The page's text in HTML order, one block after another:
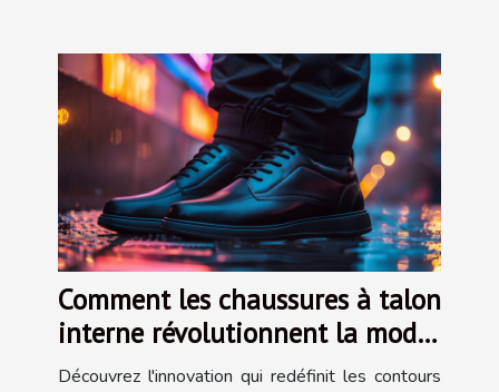
Comment les chaussures à talon
interne révolutionnent la mode
masculine
Découvrez l'innovation qui redéfinit les contours